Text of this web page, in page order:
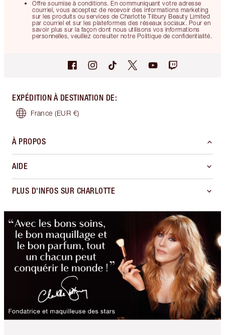
Offre soumise à conditions. En communiquant votre adresse
courriel, vous acceptez de recevoir des informations marketing
sur les produits ou services de Charlotte Tilbury Beauty Limited
par courriel et sur les plateformes des réseaux sociaux. Pour en
savoir plus sur la façon dont nous utilisons vos informations
personnelles, veuillez consulter notre Politique de confidentialité.
EXPÉDITION À DESTINATION DE:
France (EUR €)
À PROPOS
AIDE
PLUS D'INFOS SUR CHARLOTTE